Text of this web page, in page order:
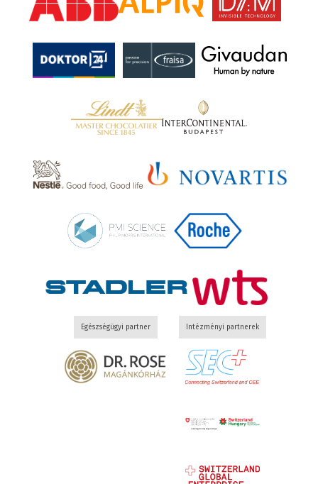
Egészségügyi partner Intézményi partnerek